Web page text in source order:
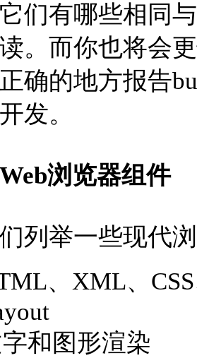
们有哪些相同
。而你也将会
确的地方报告
发。
浏览器组件
列举一些现代
、XML、
和图形渲染